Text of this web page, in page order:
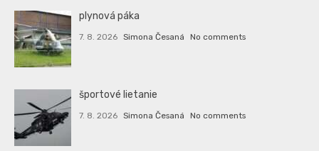
plynová páka
7. 8. 2026 Simona Česaná No comments
športové lietanie
7. 8. 2026 Simona Česaná No comments